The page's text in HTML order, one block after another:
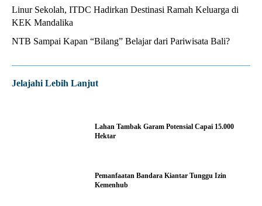
Linur Sekolah, ITDC Hadirkan Destinasi Ramah Keluarga di
KEK Mandalika
NTB Sampai Kapan “Bilang” Belajar dari Pariwisata Bali?
Jelajahi Lebih Lanjut
Lahan Tambak Garam Potensial Capai 15.000
Hektar
Pemanfaatan Bandara Kiantar Tunggu Izin
Kemenhub